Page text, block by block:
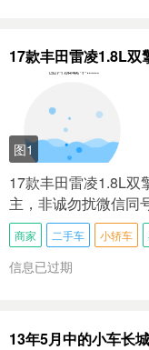
17款丰田雷凌1.8L双
图1
17款丰田雷凌1.8L双
主，非诚勿扰微信同
商家 二手车 小轿车
信息已过期
13年5月中的小车长